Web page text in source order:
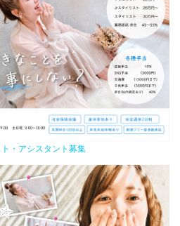
・アシスタント募集